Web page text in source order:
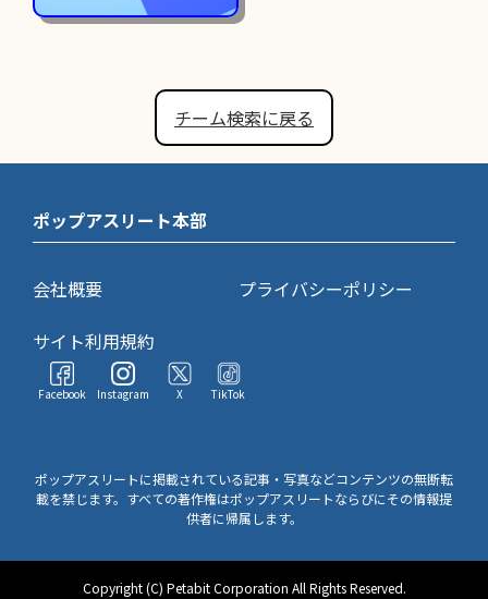
チーム検索に戻る
ポップアスリート本部
会社概要
プライバシーポリシー
サイト利用規約
Facebook Instagram X TikTok
ポップアスリートに掲載されている記事・写真などコンテンツの無断転
載を禁じます。すべての著作権はポップアスリートならびにその情報提
供者に帰属します。
Copyright (C) Petabit Corporation All Rights Reserved.